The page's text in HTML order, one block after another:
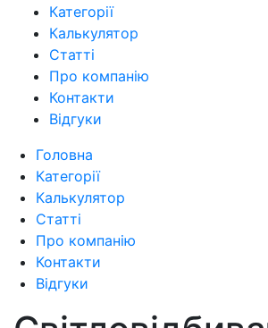
Категорії
Калькулятор
Статті
Про компанію
Контакти
Відгуки
Головна
Категорії
Калькулятор
Статті
Про компанію
Контакти
Відгуки